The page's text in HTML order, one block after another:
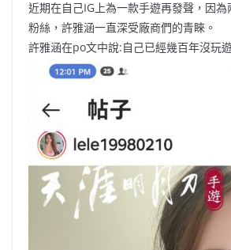
b
o
o
k
ei
b
o
A
p
p
at
近期在自己IG上為一款手遊再發聲，因
粉絲，許雅涵一直深受廠商們的青睞。
許雅涵在po文中說:自己已經幾百年沒玩